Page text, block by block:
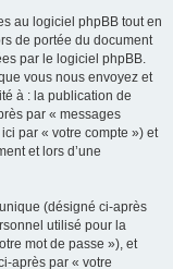
au logiciel phpBB tout en
de portée du document
par le logiciel phpBB.
vous nous envoyez et
à : la publication de
par « messages
par « votre compte ») et
et lors d’une
(désigné ci-après
utilisé pour la
mot de passe »), et
après par « votre